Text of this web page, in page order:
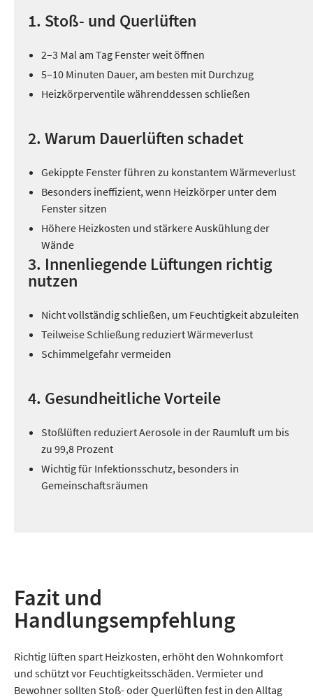
1. Stoß- und Querlüften
2–3 Mal am Tag Fenster weit öffnen
5–10 Minuten Dauer, am besten mit Durchzug
Heizkörperventile währenddessen schließen
2. Warum Dauerlüften schadet
Gekippte Fenster führen zu konstantem Wärmeverlust
Besonders ineffizient, wenn Heizkörper unter dem
Fenster sitzen
Höhere Heizkosten und stärkere Auskühlung der
Wände
3. Innenliegende Lüftungen richtig
nutzen
Nicht vollständig schließen, um Feuchtigkeit abzuleiten
Teilweise Schließung reduziert Wärmeverlust
Schimmelgefahr vermeiden
4. Gesundheitliche Vorteile
Stoßlüften reduziert Aerosole in der Raumluft um bis
zu 99,8 Prozent
Wichtig für Infektionsschutz, besonders in
Gemeinschaftsräumen
Fazit und
Handlungsempfehlung
Richtig lüften spart Heizkosten, erhöht den Wohnkomfort
und schützt vor Feuchtigkeitsschäden. Vermieter und
Bewohner sollten Stoß- oder Querlüften fest in den Alltag